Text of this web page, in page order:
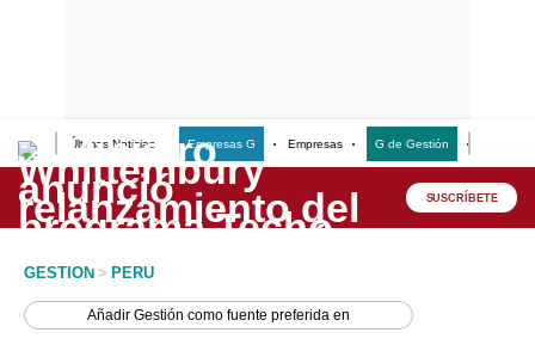
Últimas Noticias Empresas G Empresas G de Gestión
Lo último
Peru Quiosco SUSCRÍBETE
GESTION > PERU
AñadirGestión como fuente preferida en